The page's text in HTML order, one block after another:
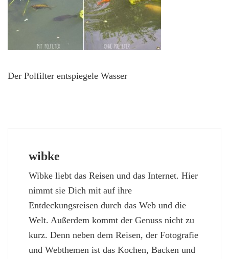
Der Polfilter entspiegele Wasser
wibke
Wibke liebt das Reisen und das Internet. Hier
nimmt sie Dich mit auf ihre
Entdeckungsreisen durch das Web und die
Welt. Außerdem kommt der Genuss nicht zu
kurz. Denn neben dem Reisen, der Fotografie
und Webthemen ist das Kochen, Backen und